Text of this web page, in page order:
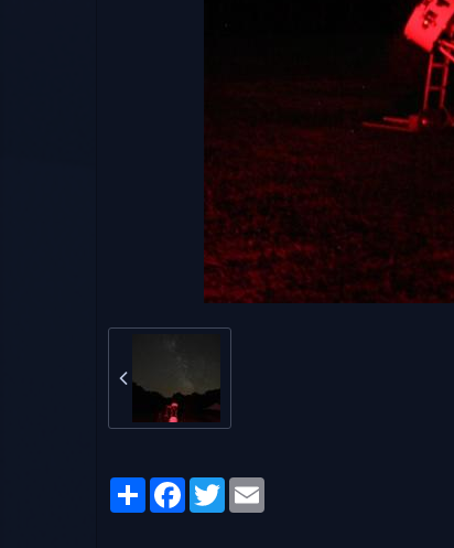
PartagerFacebookTwitter